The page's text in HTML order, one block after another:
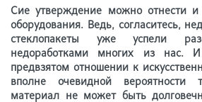
Сие утверждение можно отнести и
оборудования. Ведь, согласитесь,
стеклопакеты уже успели
недоработками многих из
предвзятом отношении к
вполне очевидной вероятности
материал не может быть